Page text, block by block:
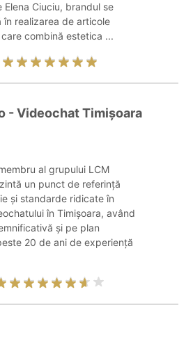
Elena Ciuciu, brandul se
în realizarea de articole
combină estetica ...
- Videochat Timișoara
al grupului LCM
un punct de referință
și standarde ridicate în
în Timișoara, având
și pe plan
20 de ani de experiență